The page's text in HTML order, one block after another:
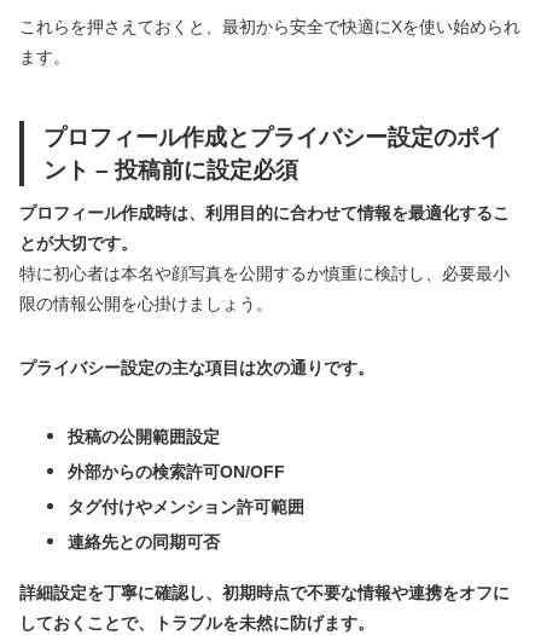
これらを押さえておくと、最初から安全で快適にXを使い始められ
ます。
プロフィール作成とプライバシー設定のポイ
ント – 投稿前に設定必須
プロフィール作成時は、利用目的に合わせて情報を最適化するこ
とが大切です。
特に初心者は本名や顔写真を公開するか慎重に検討し、必要最小
限の情報公開を心掛けましょう。
プライバシー設定の主な項目は次の通りです。
投稿の公開範囲設定
外部からの検索許可ON/OFF
タグ付けやメンション許可範囲
連絡先との同期可否
詳細設定を丁寧に確認し、初期時点で不要な情報や連携をオフに
しておくことで、トラブルを未然に防げます。